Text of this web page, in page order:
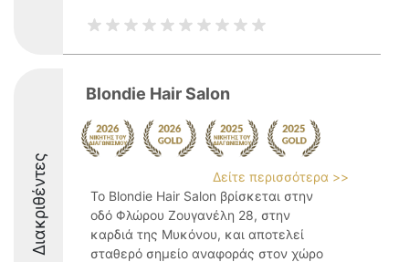
Διακριθέντες
Blondie Hair Salon
Δείτε περισσότερα >>
Το Blondie Hair Salon βρίσκεται στην
οδό Φλώρου Ζουγανέλη 28, στην
καρδιά της Μυκόνου, και αποτελεί
σταθερό σημείο αναφοράς στον χώρο